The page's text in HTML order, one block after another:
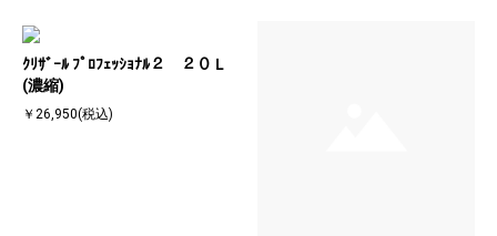
ｸﾘｻﾞｰﾙ ﾌﾟﾛﾌｪｯｼｮﾅﾙ２ ２０Ｌ
(濃縮)
￥26,950(税込)